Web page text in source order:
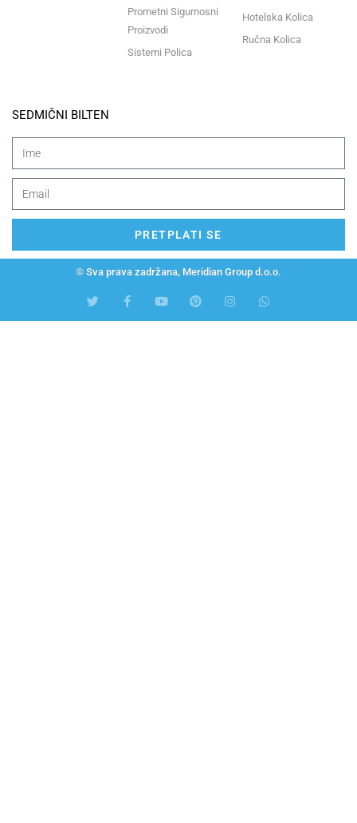
Prometni Sigurnosni
Proizvodi
Sistemi Polica
Hotelska Kolica
Ručna Kolica
SEDMIČNI BILTEN
PRETPLATI SE
© Sva prava zadržana, Meridian Group d.o.o.